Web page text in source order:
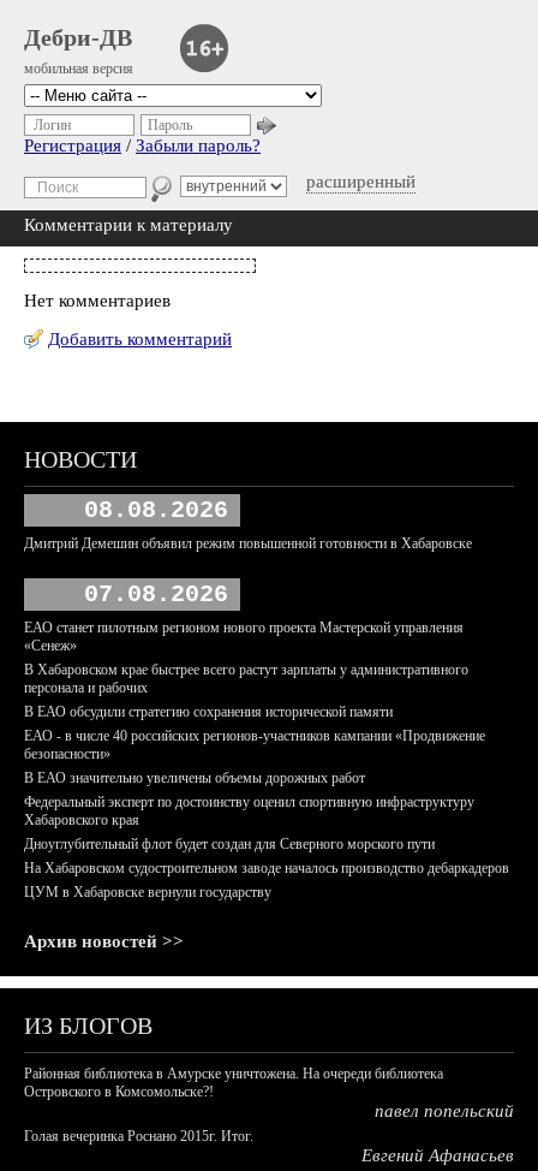
Дебри-ДВ
мобильная версия
расширенный
Логин Пароль
Регистрация / Забыли пароль?
Комментарии к материалу
Нет комментариев
Добавить комментарий
НОВОСТИ
08.08.2026
Дмитрий Демешин объявил режим повышенной готовности в Хабаровске
07.08.2026
ЕАО станет пилотным регионом нового проекта Мастерской управления
«Сенеж»
В Хабаровском крае быстрее всего растут зарплаты у административного
персонала и рабочих
В ЕАО обсудили стратегию сохранения исторической памяти
ЕАО - в числе 40 российских регионов-участников кампании «Продвижение
безопасности»
В ЕАО значительно увеличены объемы дорожных работ
Федеральный эксперт по достоинству оценил спортивную инфраструктуру
Хабаровского края
Дноуглубительный флот будет создан для Северного морского пути
На Хабаровском судостроительном заводе началось производство дебаркадеров
ЦУМ в Хабаровске вернули государству
Архив новостей >>
ИЗ БЛОГОВ
Районная библиотека в Амурске уничтожена. На очереди библиотека
Островского в Комсомольске?!
павел попельский
Голая вечеринка Роснано 2015г. Итог.
Евгений Афанасьев